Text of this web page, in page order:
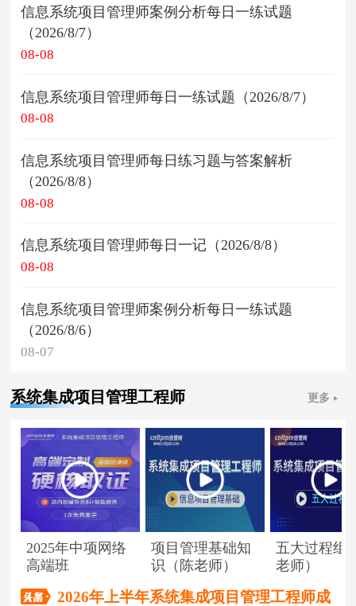
信息系统项目管理师案例分析每日一练试题
（2026/8/7）
08-08
信息系统项目管理师每日一练试题（2026/8/7）
08-08
信息系统项目管理师每日练习题与答案解析
（2026/8/8）
08-08
信息系统项目管理师每日一记（2026/8/8）
08-08
信息系统项目管理师案例分析每日一练试题
（2026/8/6）
08-07
系统集成项目管理工程师 更多
2025年中项网络
高端班
项目管理基础知
识（陈老师）
五大过程组
老师）
2026年上半年系统集成项目管理工程师成